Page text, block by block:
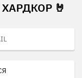
🤘